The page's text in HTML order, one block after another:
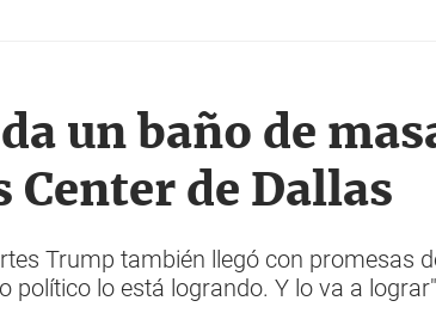
un baño de
de Dallas
Trump también llegó con promesas
político lo está logrando. Y lo va a lograr"